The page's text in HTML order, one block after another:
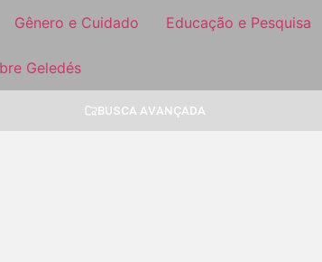
Gênero e Cuidado Educação e Pesquisa
Geledés
BUSCA AVANÇADA